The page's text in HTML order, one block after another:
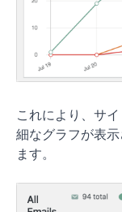
これにより、サ
細なグラフが表示
ます。